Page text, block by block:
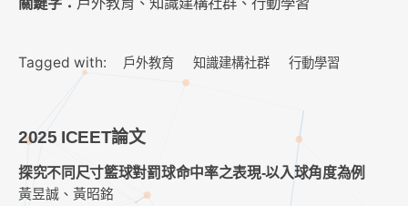
Tagged with: 戶外教育 知識建構社群 行動學習
2025 ICEET論文
探究不同尺寸籃球對罰球命中率之表現-以入球角度為例
黃昱誠、黃昭銘